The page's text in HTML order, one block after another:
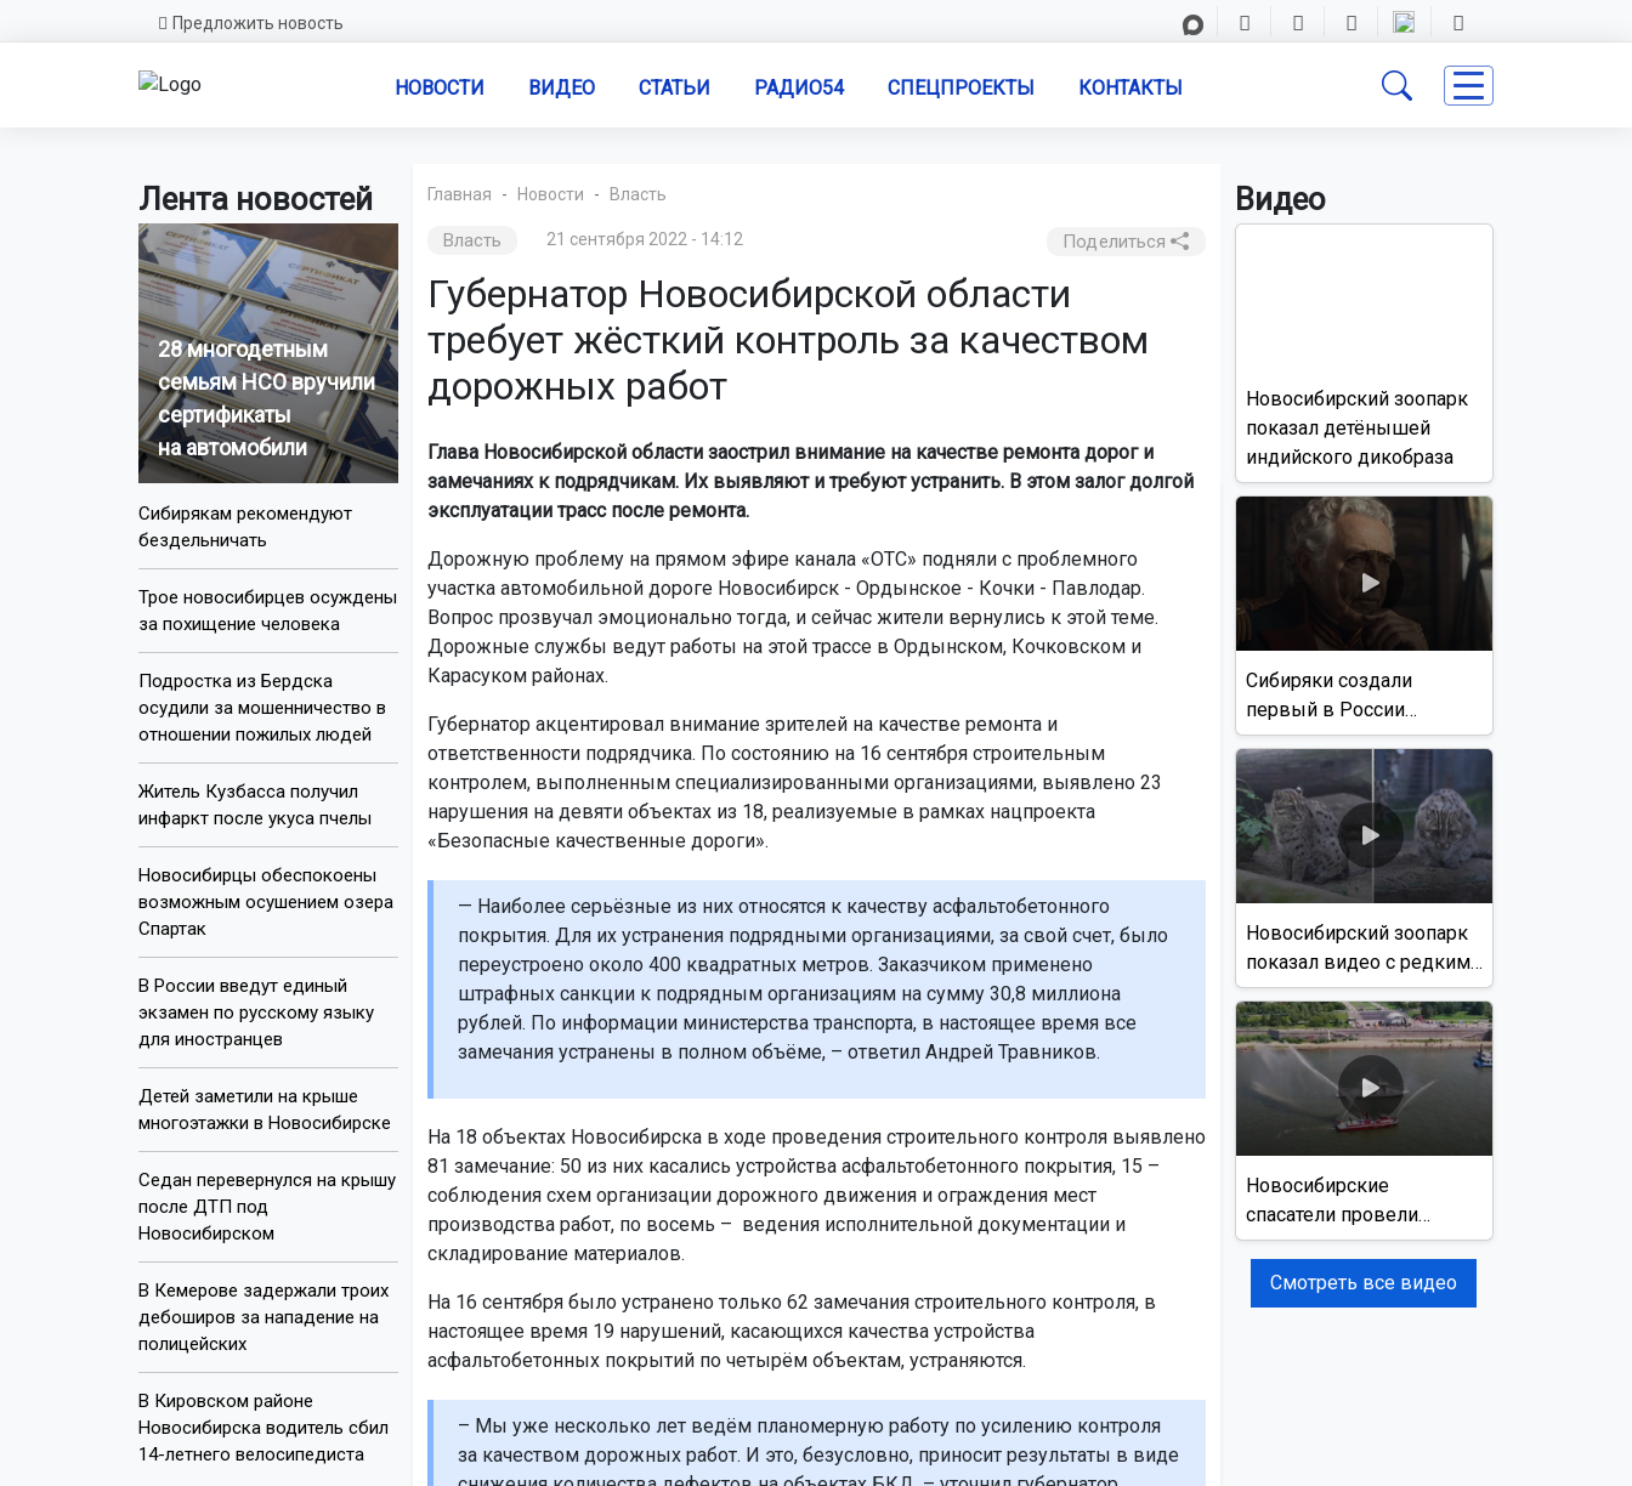
Предложить новость
НОВОСТИ ВИДЕО СТАТЬИ РАДИО54 СПЕЦПРОЕКТЫ КОНТАКТЫ
Лента новостей
28 многодетным
семьям НСО вручили
сертификаты
на автомобили
Сибирякам рекомендуют
бездельничать
Трое новосибирцев осуждены
за похищение человека
Подростка из Бердска
осудили за мошенничество в
отношении пожилых людей
Житель Кузбасса получил
инфаркт после укуса пчелы
Новосибирцы обеспокоены
возможным осушением озера
Спартак
В России введут единый
экзамен по русскому языку
для иностранцев
Детей заметили на крыше
многоэтажки в Новосибирске
Седан перевернулся на крышу
после ДТП под
Новосибирском
В Кемерове задержали троих
дебоширов за нападение на
полицейских
В Кировском районе
Новосибирска водитель сбил
14-летнего велосипедиста
Главная Новости Власть
Власть 21 сентября 2022 - 14:12 Поделиться
Губернатор Новосибирской области
требует жёсткий контроль за качеством
дорожных работ
Глава Новосибирской области заострил внимание на качестве ремонта дорог и
замечаниях к подрядчикам. Их выявляют и требуют устранить. В этом залог долгой
эксплуатации трасс после ремонта.
Дорожную проблему на прямом эфире канала «ОТС» подняли с проблемного
участка автомобильной дороге Новосибирск - Ордынское - Кочки - Павлодар.
Вопрос прозвучал эмоционально тогда, и сейчас жители вернулись к этой теме.
Дорожные службы ведут работы на этой трассе в Ордынском, Кочковском и
Карасуком районах.
Губернатор акцентировал внимание зрителей на качестве ремонта и
ответственности подрядчика. По состоянию на 16 сентября строительным
контролем, выполненным специализированными организациями, выявлено 23
нарушения на девяти объектах из 18, реализуемые в рамках нацпроекта
«Безопасные качественные дороги».
— Наиболее серьёзные из них относятся к качеству асфальтобетонного
покрытия. Для их устранения подрядными организациями, за свой счет, было
переустроено около 400 квадратных метров. Заказчиком применено
штрафных санкции к подрядным организациям на сумму 30,8 миллиона
рублей. По информации министерства транспорта, в настоящее время все
замечания устранены в полном объёме, – ответил Андрей Травников.
На 18 объектах Новосибирска в ходе проведения строительного контроля выявлено
81 замечание: 50 из них касались устройства асфальтобетонного покрытия, 15 –
соблюдения схем организации дорожного движения и ограждения мест
производства работ, по восемь – ведения исполнительной документации и
складирование материалов.
На 16 сентября было устранено только 62 замечания строительного контроля, в
настоящее время 19 нарушений, касающихся качества устройства
асфальтобетонных покрытий по четырём объектам, устраняются.
– Мы уже несколько лет ведём планомерную работу по усилению контроля
за качеством дорожных работ. И это, безусловно, приносит результаты в виде
Видео
Новосибирский зоопарк
показал детёнышей
индийского дикобраза
Сибиряки создали
первый в России
документальный фильм
с использованием ИИ
Новосибирский зоопарк
показал видео с редким
виверровым котом
Новосибирские
спасатели провели
учения на реке Обь
Смотреть все видео